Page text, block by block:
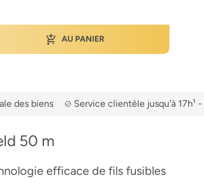
AU PANIER
des biens Service clientèle jusqu'à 17h¹
50 m
efficace de fils fusibles